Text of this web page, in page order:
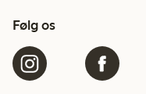
Følg os